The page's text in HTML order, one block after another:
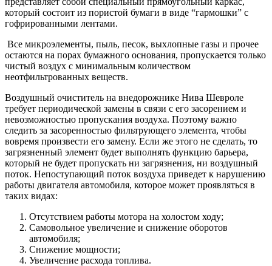
который состоит из пористой бумаги в виде “гармошки” с
гофрированными лентами.
Все микроэлементы, пыль, песок, выхлопные газы и прочее
остаются на порах бумажного основания, пропускается только
чистый воздух с минимальным количеством
неотфильтрованных веществ.
Воздушный очиститель на внедорожнике Нива Шевроле
требует периодической замены в связи с его засорением и
невозможностью пропускания воздуха. Поэтому важно
следить за засоренностью фильтрующего элемента, чтобы
вовремя произвести его замену. Если же этого не сделать, то
загрязненный элемент будет выполнять функцию барьера,
который не будет пропускать ни загрязнения, ни воздушный
поток. Непоступающий поток воздуха приведет к нарушению
работы двигателя автомобиля, которое может проявляться в
таких видах:
Отсутствием работы мотора на холостом ходу;
Самовольное увеличение и снижение оборотов
автомобиля;
Снижение мощности;
Увеличение расхода топлива.